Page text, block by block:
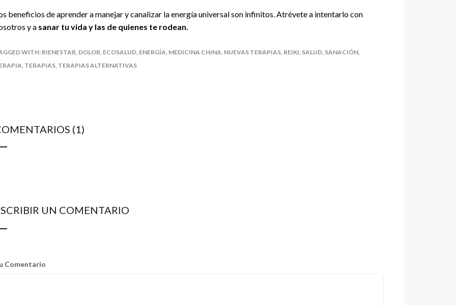
beneficios de aprender a manejar y canalizar la energía universal son infinitos. Atrévete a intentarlo con
y a sanar tu vida y las de quienes te rodean.
WITH: BIENESTAR DOLOR ECOSALUD ENERGÍA MEDICINA CHINA NUEVAS TERAPIAS REIKI SALUD SANACIÓN
TERAPIAS TERAPIAS ALTERNATIVAS
(1)
UN COMENTARIO
Comentario